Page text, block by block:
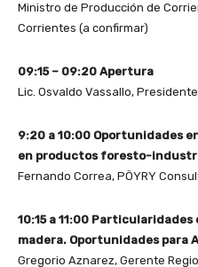
Ministro de Producción de
Corrientes (a confirmar)
09:15 – 09:20 Apertura
Lic. Osvaldo Vassallo,
9:20 a 10:00 Oportunidades
en productos foresto-
Fernando Correa, PÖYRY
10:15 a 11:00
madera. Oportunidades para
Gregorio Aznarez, Gerente